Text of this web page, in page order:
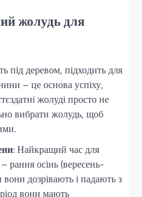
жолудь для
деревом, підходить для
– це основа успіху,
жолуді просто не
вибрати жолудь, щоб
: Найкращий час для
рання осінь (вересень-
дозрівають і падають з
вони мають